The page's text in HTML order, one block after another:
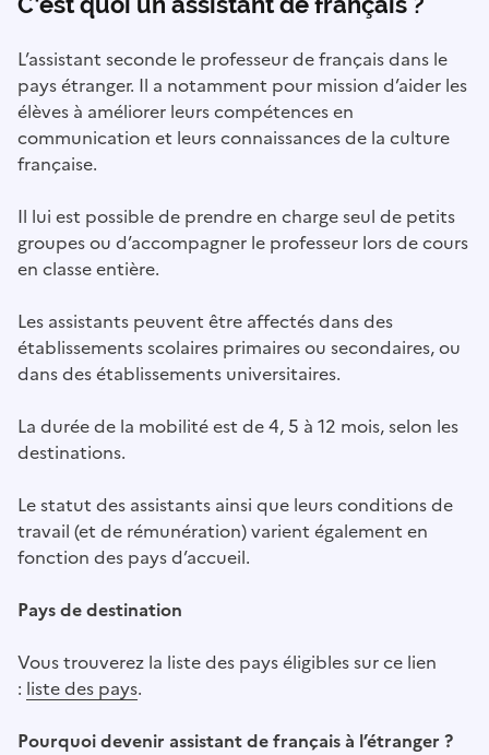
L’assistant seconde le professeur de français dans le
pays étranger. Il a notamment pour mission d’aider les
élèves à améliorer leurs compétences en
communication et leurs connaissances de la culture
française.
Il lui est possible de prendre en charge seul de petits
groupes ou d’accompagner le professeur lors de cours
en classe entière.
Les assistants peuvent être affectés dans des
établissements scolaires primaires ou secondaires, ou
dans des établissements universitaires.
La durée de la mobilité est de 4, 5 à 12 mois, selon les
destinations.
Le statut des assistants ainsi que leurs conditions de
travail (et de rémunération) varient également en
fonction des pays d’accueil.
Pays de destination
Vous trouverez la liste des pays éligibles sur ce lien
: liste des pays.
Pourquoi devenir assistant de français à l’étranger ?